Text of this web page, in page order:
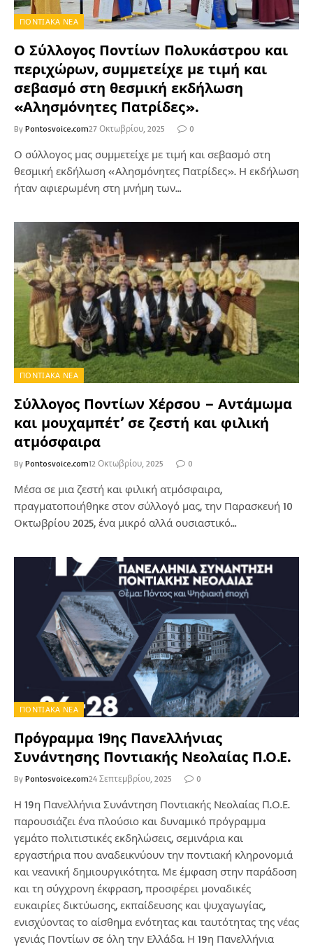
ΠΟΝΤΙΑΚΑ ΝΕΑ
Ο Σύλλογος Ποντίων Πολυκάστρου και
περιχώρων, συμμετείχε με τιμή και
σεβασμό στη θεσμική εκδήλωση
«Αλησμόνητες Πατρίδες».
By Pontosvoice.com27 Οκτωβρίου, 2025 0
Ο σύλλογος μας συμμετείχε με τιμή και σεβασμό στη
θεσμική εκδήλωση «Αλησμόνητες Πατρίδες». Η εκδήλωση
ήταν αφιερωμένη στη μνήμη των…
ΠΟΝΤΙΑΚΑ ΝΕΑ
Σύλλογος Ποντίων Χέρσου – Αντάμωμα
και μουχαμπέτ’ σε ζεστή και φιλική
ατμόσφαιρα
By Pontosvoice.com12 Οκτωβρίου, 2025 0
Μέσα σε μια ζεστή και φιλική ατμόσφαιρα,
πραγματοποιήθηκε στον σύλλογό μας, την Παρασκευή 10
Οκτωβρίου 2025, ένα μικρό αλλά ουσιαστικό…
ΠΟΝΤΙΑΚΑ ΝΕΑ
Πρόγραμμα 19ης Πανελλήνιας
Συνάντησης Ποντιακής Νεολαίας Π.Ο.Ε.
By Pontosvoice.com24 Σεπτεμβρίου, 2025 0
Η 19η Πανελλήνια Συνάντηση Ποντιακής Νεολαίας Π.Ο.Ε.
παρουσιάζει ένα πλούσιο και δυναμικό πρόγραμμα
γεμάτο πολιτιστικές εκδηλώσεις, σεμινάρια και
εργαστήρια που αναδεικνύουν την ποντιακή κληρονομιά
και νεανική δημιουργικότητα. Με έμφαση στην παράδοση
και τη σύγχρονη έκφραση, προσφέρει μοναδικές
ευκαιρίες δικτύωσης, εκπαίδευσης και ψυχαγωγίας,
ενισχύοντας το αίσθημα ενότητας και ταυτότητας της νέας
γενιάς Ποντίων σε όλη την Ελλάδα. Η 19η Πανελλήνια